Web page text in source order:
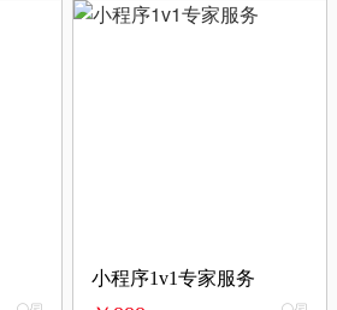
小程序1v1专家服务